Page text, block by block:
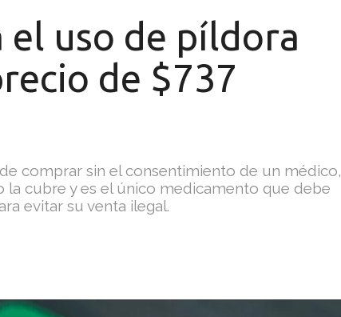
uso de píldora
de $737
comprar sin el consentimiento de un médico,
cubre y es el único medicamento que debe
evitar su venta ilegal.